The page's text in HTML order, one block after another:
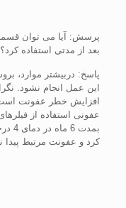
پرسش: آیا می توان
بعد از مدتی استفاده کرد؟
پاسخ: دربیشتر موارد،
این عمل انجام نشود.
افزایش خطر عفونت
عفونی استفاده از
کرد و عفونت مرتبط پیدا